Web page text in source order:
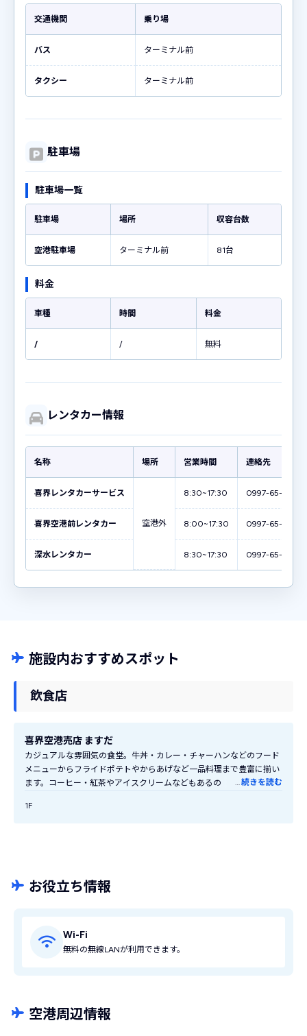
交通機関 乗り場
バス ターミナル前
タクシー ターミナル前
駐車場
駐車場一覧
駐車場 場所 収容台数
空港駐車場 ターミナル前 81台
料金
車種 時間 料金
/ / 無料
レンタカー情報
名称 場所 営業時間 連絡先
喜界レンタカーサービス
空港外
8:30~17:30 0997-65-3618
喜界空港前レンタカー 8:00~17:30 0997-65-4355
深水レンタカー 8:30~17:30 0997-65-1070
施設内おすすめスポット
飲食店
喜界空港売店 ますだ
カジュアルな雰囲気の食堂。牛丼・カレー・チャーハンなどのフード
メニューからフライドポテトやからあげなど一品料理まで豊富に揃い
ます。コーヒー・紅茶やアイスクリームなどもあるのでカフェタイム
す！
続きを読む
1F
お役立ち情報
Wi-Fi
無料の無線LANが利用できます。
空港周辺情報